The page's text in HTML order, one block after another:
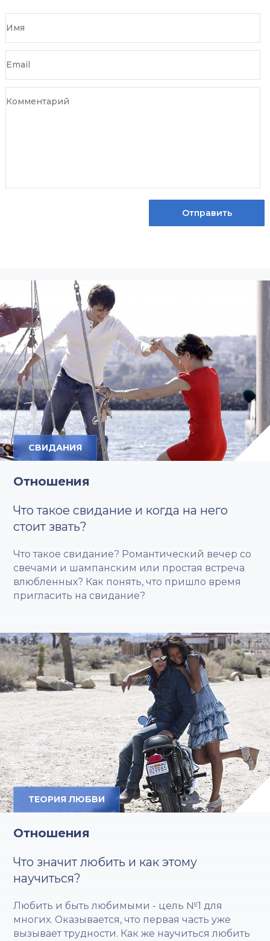
СВИДАНИЯ
Отношения
Что такое свидание и когда на него
стоит звать?
Что такое свидание? Романтический вечер со
свечами и шампанским или простая встреча
влюбленных? Как понять, что пришло время
пригласить на свидание?
ТЕОРИЯ ЛЮБВИ
Отношения
Что значит любить и как этому
научиться?
Любить и быть любимыми - цель №1 для
многих. Оказывается, что первая часть уже
вызывает трудности. Как же научиться любить